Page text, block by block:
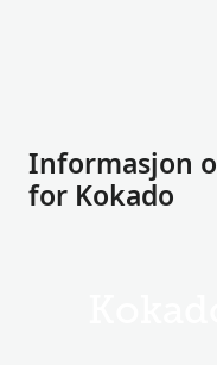
Informasjon
for Kokado